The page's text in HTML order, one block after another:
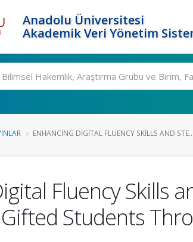
Anadolu Üniversitesi
Akademik Veri Yönetim
ENHANCING DIGITAL FLUENCY SKILLS AND STE...
Fluency Skills
Students